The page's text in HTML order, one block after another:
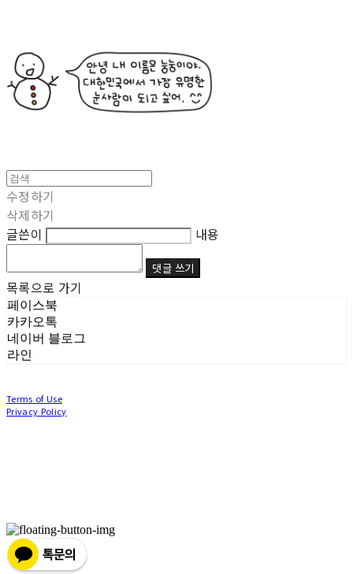
수정하기
삭제하기
글쓴이
내용
댓글 쓰기
목록으로 가기
페이스북
카카오톡
네이버 블로그
라인
Terms of Use
Privacy Policy